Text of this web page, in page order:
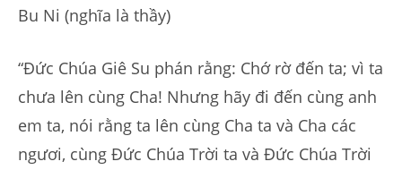
Bu Ni (nghĩa là thầy)
“Đức Chúa Giê Su phán rằng: Chớ rờ đến ta; vì ta
chưa lên cùng Cha! Nhưng hãy đi đến cùng anh
em ta, nói rằng ta lên cùng Cha ta và Cha các
ngươi, cùng Đức Chúa Trời ta và Đức Chúa Trời